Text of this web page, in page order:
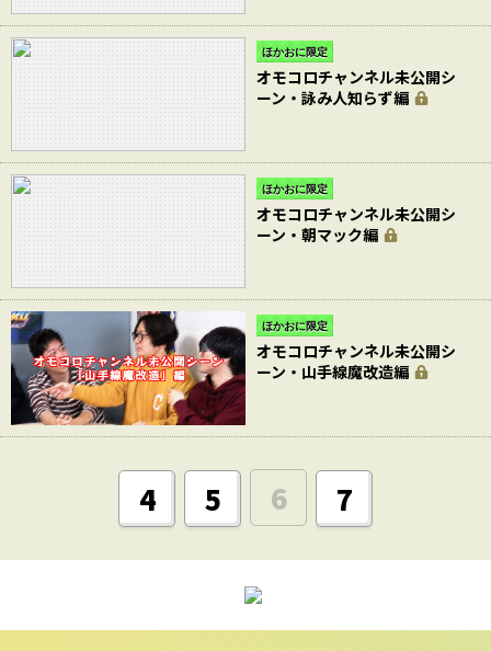
ほかおに限定
オモコロチャンネル未公開シ
ーン・詠み人知らず編
ほかおに限定
オモコロチャンネル未公開シ
ーン・朝マック編
ほかおに限定
オモコロチャンネル未公開シ
ーン・山手線魔改造編
4 5 6 7